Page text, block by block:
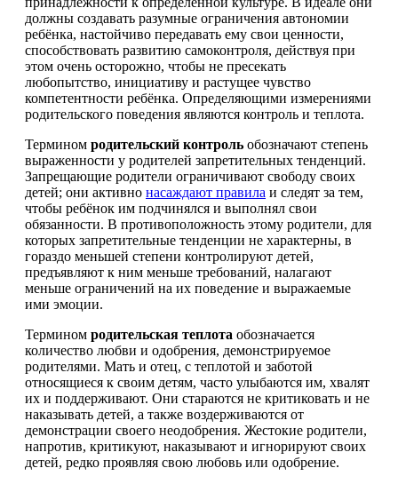
должны создавать разумные ограничения автономии
ребёнка, настойчиво передавать ему свои ценности,
способствовать развитию самоконтроля, действуя при
этом очень осторожно, чтобы не пресекать
любопытство, инициативу и растущее чувство
компетентности ребёнка. Определяющими измерениями
родительского поведения являются контроль и теплота.
Термином родительский контроль обозначают степень
выраженности у родителей запретительных тенденций.
Запрещающие родители ограничивают свободу своих
детей; они активно насаждают правила и следят за тем,
чтобы ребёнок им подчинялся и выполнял свои
обязанности. В противоположность этому родители, для
которых запретительные тенденции не характерны, в
гораздо меньшей степени контролируют детей,
предъявляют к ним меньше требований, налагают
меньше ограничений на их поведение и выражаемые
ими эмоции.
Термином родительская теплота обозначается
количество любви и одобрения, демонстрируемое
родителями. Мать и отец, с теплотой и заботой
относящиеся к своим детям, часто улыбаются им, хвалят
их и поддерживают. Они стараются не критиковать и не
наказывать детей, а также воздерживаются от
демонстрации своего неодобрения. Жестокие родители,
напротив, критикуют, наказывают и игнорируют своих
детей, редко проявляя свою любовь или одобрение.